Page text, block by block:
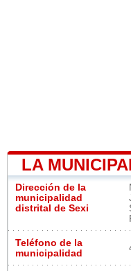
LA
Dirección de la
municipalidad
distrital de Sexi
Teléfono de la
municipalidad